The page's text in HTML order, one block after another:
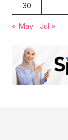
30
« May Jul »